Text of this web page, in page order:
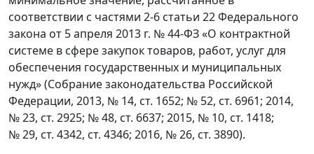
соответствии с частями 2-6 статьи 22 Федерального
закона от 5 апреля 2013 г. № 44-ФЗ «О контрактной
системе в сфере закупок товаров, работ, услуг для
обеспечения государственных и муниципальных
нужд» (Собрание законодательства Российской
Федерации, 2013, № 14, ст. 1652; № 52, ст. 6961; 2014,
№ 23, ст. 2925; № 48, ст. 6637; 2015, № 10, ст. 1418;
№ 29, ст. 4342, ст. 4346; 2016, № 26, ст. 3890).